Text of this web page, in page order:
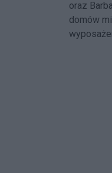
oraz
domów